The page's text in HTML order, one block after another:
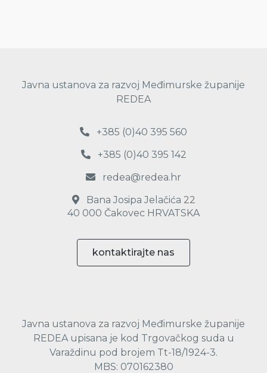
Javna ustanova za razvoj Međimurske županije
REDEA
+385 (0)40 395 560
+385 (0)40 395 142
redea@redea.hr
Bana Josipa Jelačića 22
40 000 Čakovec HRVATSKA
kontaktirajte nas
Javna ustanova za razvoj Međimurske županije
REDEA upisana je kod Trgovačkog suda u
Varaždinu pod brojem Tt-18/1924-3.
MBS: 070162380